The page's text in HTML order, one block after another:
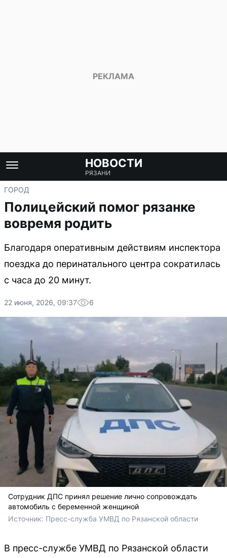
НОВОСТИ
РЯЗАНИ
ГОРОД
Полицейский помог рязанке
вовремя родить
Благодаря оперативным действиям инспектора
поездка до перинатального центра сократилась
с часа до 20 минут.
22 июня, 2026, 09:37 6
Сотрудник ДПС принял решение лично сопровождать
автомобиль с беременной женщиной
Источник: Пресс-служба УМВД по Рязанской области
В пресс-службе УМВД по Рязанской области